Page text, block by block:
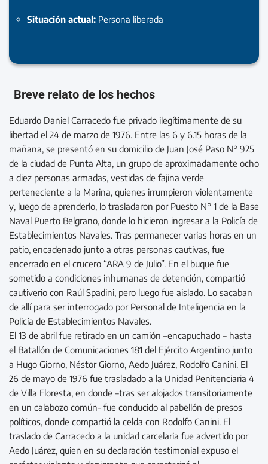
Situación actual: Persona liberada
Breve relato de los hechos
Eduardo Daniel Carracedo fue privado ilegítimamente de su
libertad el 24 de marzo de 1976. Entre las 6 y 6.15 horas de la
mañana, se presentó en su domicilio de Juan José Paso N° 925
de la ciudad de Punta Alta, un grupo de aproximadamente ocho
a diez personas armadas, vestidas de fajina verde
perteneciente a la Marina, quienes irrumpieron violentamente
y, luego de aprenderlo, lo trasladaron por Puesto N° 1 de la Base
Naval Puerto Belgrano, donde lo hicieron ingresar a la Policía de
Establecimientos Navales. Tras permanecer varias horas en un
patio, encadenado junto a otras personas cautivas, fue
encerrado en el crucero “ARA 9 de Julio”. En el buque fue
sometido a condiciones inhumanas de detención, compartió
cautiverio con Raúl Spadini, pero luego fue aislado. Lo sacaban
de allí para ser interrogado por Personal de Inteligencia en la
Policía de Establecimientos Navales.
El 13 de abril fue retirado en un camión –encapuchado – hasta
el Batallón de Comunicaciones 181 del Ejército Argentino junto
a Hugo Giorno, Néstor Giorno, Aedo Juárez, Rodolfo Canini. El
26 de mayo de 1976 fue trasladado a la Unidad Penitenciaria 4
de Villa Floresta, en donde –tras ser alojados transitoriamente
en un calabozo común- fue conducido al pabellón de presos
políticos, donde compartió la celda con Rodolfo Canini. El
traslado de Carracedo a la unidad carcelaria fue advertido por
Aedo Juárez, quien en su declaración testimonial expuso el